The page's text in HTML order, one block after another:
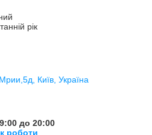
рік
Київ, Україна
до 20:00
роботи